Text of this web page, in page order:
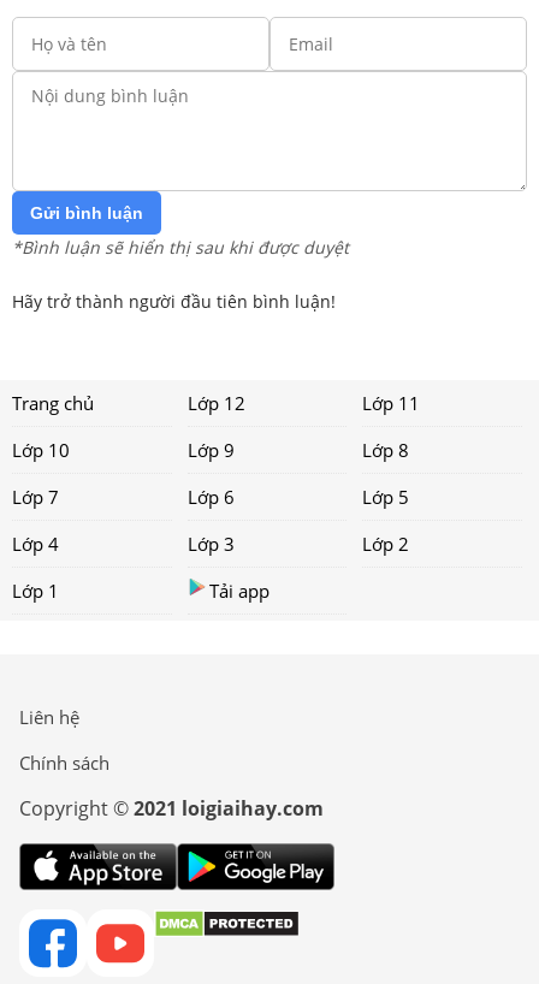
Gửi bình luận
*Bình luận sẽ hiển thị sau khi được duyệt
Hãy trở thành người đầu tiên bình luận!
Trang chủ Lớp 12
Lớp 11
Lớp 10
Lớp 9
Lớp 8
Lớp 7
Lớp 6
Lớp 5
Lớp 4
Lớp 3
Lớp 2
Lớp 1
Tải app
Liên hệ
Chính sách
Copyright ©2021 loigiaihay.com